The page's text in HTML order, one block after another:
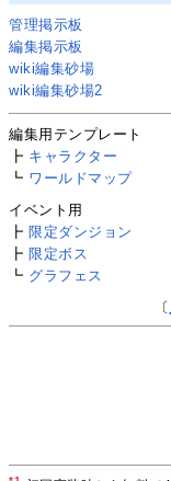
管理掲示板
編集掲示板
wiki編集砂場
wiki編集砂場2
編集用テンプレート
┣ キャラクター
┗ ワールドマップ
イベント用
┣限定ダンジョン
┣限定ボス
┗ グラフェス
〔